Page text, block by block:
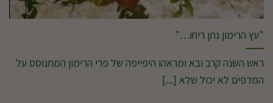
"עץ הרימון נתן ריחו…"
ראש השנה קרב ובא ומראהו היפייפה של פרי הרימון המתנוסס על
המדפים לא יכול שלא [...]